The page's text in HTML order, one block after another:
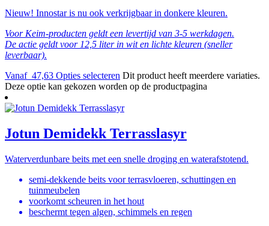
Nieuw! Innostar is nu ook verkrijgbaar in donkere kleuren.
Voor Keim-producten geldt een levertijd van 3-5 werkdagen.
De actie geldt voor 12,5 liter in wit en lichte kleuren (sneller
leverbaar).
Vanaf 47,63 Opties selecteren Dit product heeft meerdere variaties.
Deze optie kan gekozen worden op de productpagina
Jotun Demidekk Terrasslasyr
Waterverdunbare beits met een snelle droging en waterafstotend.
semi-dekkende beits voor terrasvloeren, schuttingen en
tuinmeubelen
voorkomt scheuren in het hout
beschermt tegen algen, schimmels en regen